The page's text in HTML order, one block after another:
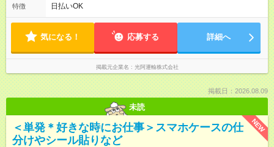
す シフト例 ・５時３０分～１５時３０分 （残業有の場合あ
特徴 日払いOK
気になる！ 応募する 詳細へ
掲載元企業名 光阿運輸株式会社
掲載日：2026.08.09
未読
NEW
＜単発＊好きな時にお仕事＞スマホケースの仕
分けやシール貼りなど